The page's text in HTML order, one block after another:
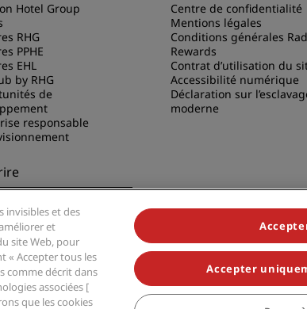
Hotel Group
RHG
PPHE
EHL
by RHG
de
responsable
Centre de confidentialité
Mentions légales
Conditions générales
Rewards
Contrat d’utilisation du
Accessibilité numérique
Déclaration sur
moderne
plus populaires
invisibles et des
et
site Web, pour
« Accepter tous les
comme décrit dans
associées [
que les cookies
Accepter